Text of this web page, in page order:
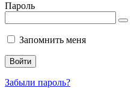
Пароль
Запомнить меня
Забыли пароль?